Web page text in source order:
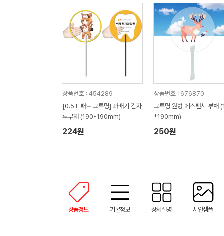
상품번호 : 454289
[0.5T 패트 고투명] 꽈배기 긴자
루부채 (190*190mm)
224원
상품번호 : 676870
고투명 원형 에스팬시 부채
*190mm)
250원
상품정보 기본정보 상세설명 시안샘플